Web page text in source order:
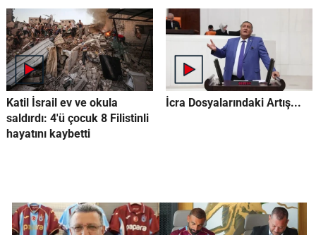
Katil İsrail ev ve okula
saldırdı: 4'ü çocuk 8 Filistinli
hayatını kaybetti
İcra Dosyalarındaki Artış...